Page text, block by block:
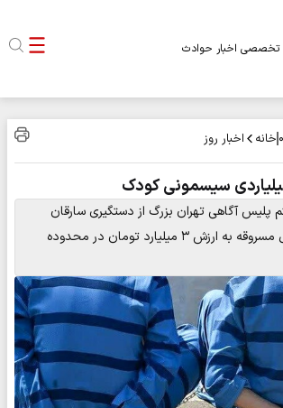
تخصصی اخبار حوادث
خانه اخبار روز
پلیس آگاهی تهران بزرگ از دستگیری سارقان
منزل و کشف اموال مسروقه به ارزش ۳ میلیارد تومان در محدوده